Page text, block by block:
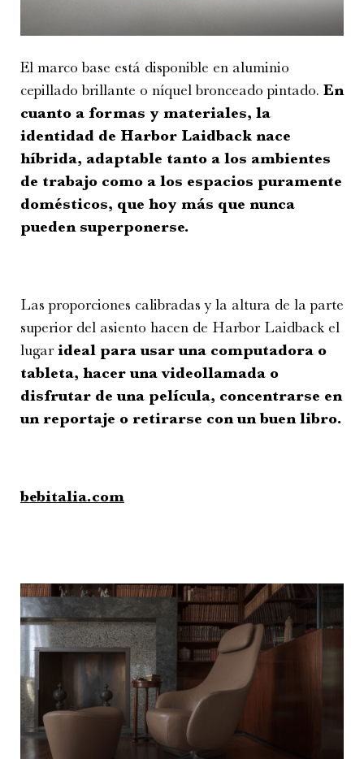
El marco base está disponible en aluminio
cepillado brillante o níquel bronceado pintado. En
cuanto a formas y materiales, la
identidad de Harbor Laidback nace
híbrida, adaptable tanto a los ambientes
de trabajo como a los espacios puramente
domésticos, que hoy más que nunca
pueden superponerse.
Las proporciones calibradas y la altura de la parte
superior del asiento hacen de Harbor Laidback el
lugar ideal para usar una computadora o
tableta, hacer una videollamada o
disfrutar de una película, concentrarse en
un reportaje o retirarse con un buen libro.
bebitalia.com